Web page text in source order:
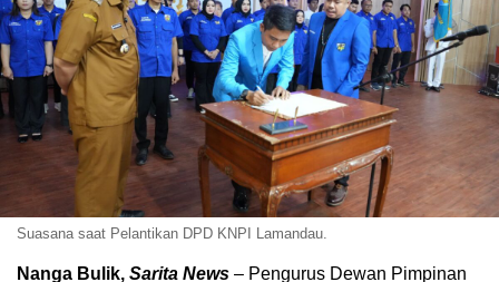
Suasana saat Pelantikan DPD KNPI Lamandau.
Nanga Bulik, Sarita News – Pengurus Dewan Pimpinan